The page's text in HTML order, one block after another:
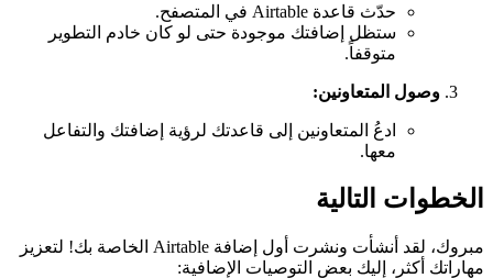
حدّث قاعدة Airtable في المتصفح.
ستظل إضافتك موجودة حتى لو كان خادم التطوير
متوقفاً.
وصول المتعاونين:
ادعُ المتعاونين إلى قاعدتك لرؤية إضافتك والتفاعل
معها.
الخطوات التالية
مبروك، لقد أنشأت ونشرت أول إضافة Airtable الخاصة بك! لتعزيز
مهاراتك أكثر، إليك بعض التوصيات الإضافية: